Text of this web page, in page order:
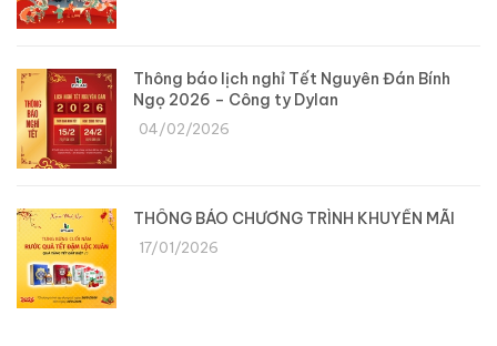
Thông báo lịch nghỉ Tết Nguyên Đán Bính
Ngọ 2026 – Công ty Dylan
04/02/2026
THÔNG BÁO CHƯƠNG TRÌNH KHUYẾN MÃI
17/01/2026